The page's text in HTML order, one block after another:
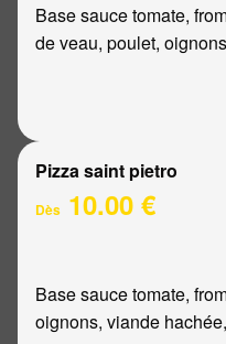
Base sauce tomate,
de veau, poulet, oignons
Pizza saint pietro
Dès 10.00 €
Base sauce tomate,
oignons, viande